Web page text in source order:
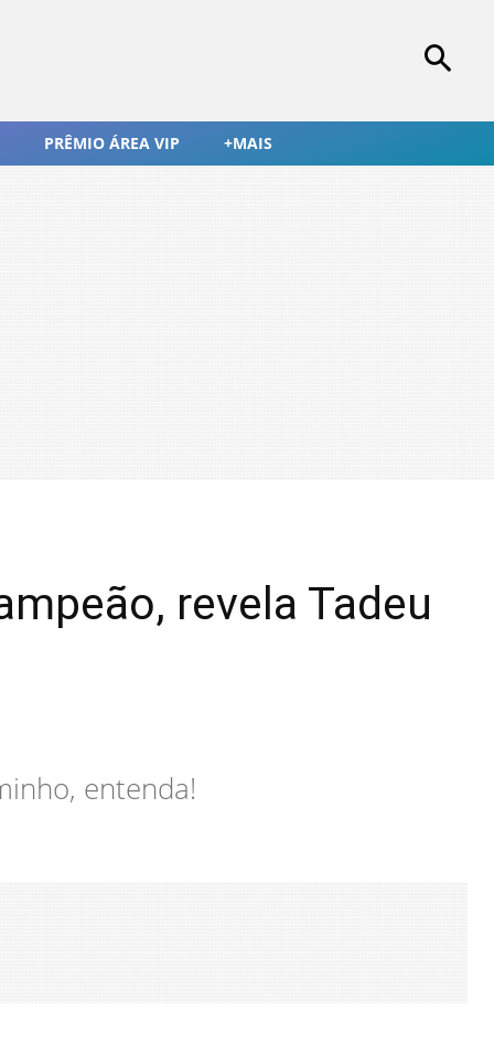
PRÊMIO ÁREA VIP +MAIS
revela Tadeu
entenda!